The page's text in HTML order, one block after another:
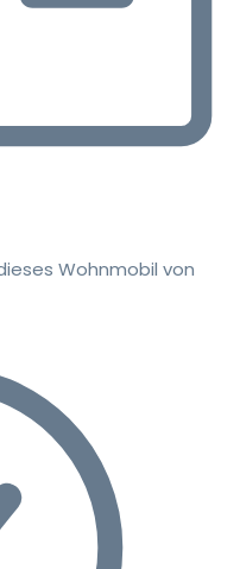
Wohnmobil von